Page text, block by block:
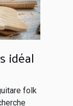
idéal
folk